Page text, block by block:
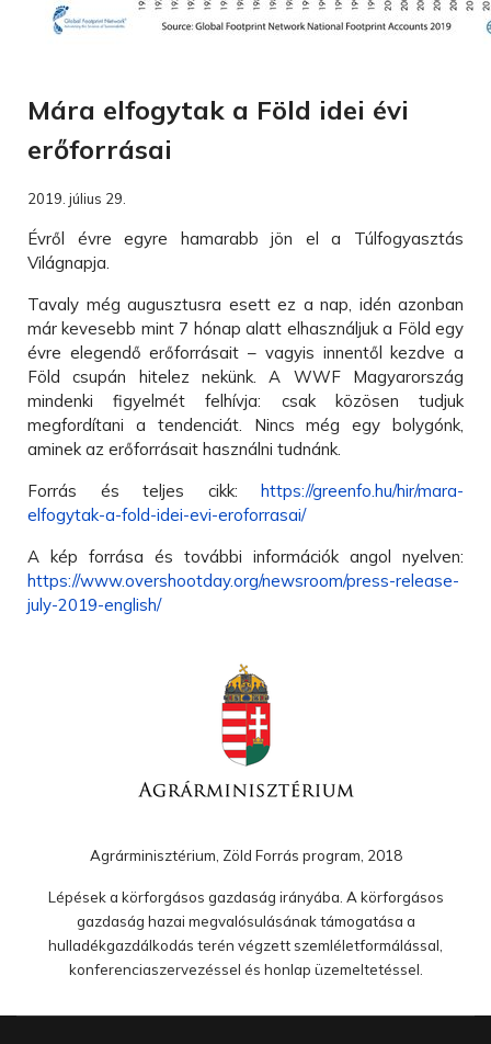
Mára elfogytak a Föld idei évi
erőforrásai
2019. július 29.
Évről évre egyre hamarabb jön el a Túlfogyasztás
Világnapja.
Tavaly még augusztusra esett ez a nap, idén azonban
már kevesebb mint 7 hónap alatt elhasználjuk a Föld egy
évre elegendő erőforrásait – vagyis innentől kezdve a
Föld csupán hitelez nekünk. A WWF Magyarország
mindenki figyelmét felhívja: csak közösen tudjuk
megfordítani a tendenciát. Nincs még egy bolygónk,
aminek az erőforrásait használni tudnánk.
Forrás és teljes cikk: https://greenfo.hu/hir/mara-
elfogytak-a-fold-idei-evi-eroforrasai/
A kép forrása és további információk angol nyelven:
https://www.overshootday.org/newsroom/press-release-
july-2019-english/
Agrárminisztérium, Zöld Forrás program, 2018
Lépések a körforgásos gazdaság irányába. A körforgásos
gazdaság hazai megvalósulásának támogatása a
hulladékgazdálkodás terén végzett szemléletformálással,
konferenciaszervezéssel és honlap üzemeltetéssel.